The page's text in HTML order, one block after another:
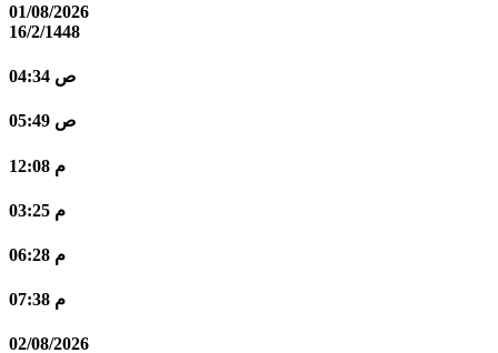
01/08/2026
16/2/1448
04:34 ص
05:49 ص
12:08 م
03:25 م
06:28 م
07:38 م
02/08/2026